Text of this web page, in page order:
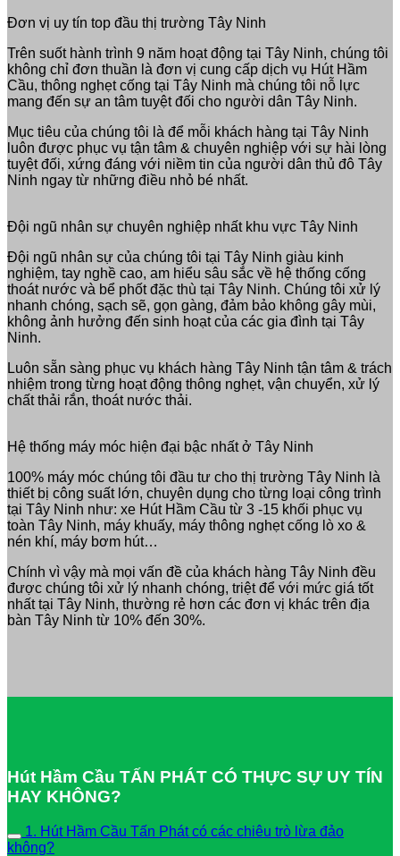
Đơn vị uy tín top đầu thị trường Tây Ninh
Trên suốt hành trình 9 năm hoạt động tại Tây Ninh, chúng tôi
không chỉ đơn thuần là đơn vị cung cấp dịch vụ Hút Hầm
Cầu, thông nghẹt cống tại Tây Ninh mà chúng tôi nỗ lực
mang đến sự an tâm tuyệt đối cho người dân Tây Ninh.
Mục tiêu của chúng tôi là để mỗi khách hàng tại Tây Ninh
luôn được phục vụ tận tâm & chuyên nghiệp với sự hài lòng
tuyệt đối, xứng đáng với niềm tin của người dân thủ đô Tây
Ninh ngay từ những điều nhỏ bé nhất.
Đội ngũ nhân sự chuyên nghiệp nhất khu vực Tây Ninh
Đội ngũ nhân sự của chúng tôi tại Tây Ninh giàu kinh
nghiệm, tay nghề cao, am hiểu sâu sắc về hệ thống cống
thoát nước và bể phốt đặc thù tại Tây Ninh. Chúng tôi xử lý
nhanh chóng, sạch sẽ, gọn gàng, đảm bảo không gây mùi,
không ảnh hưởng đến sinh hoạt của các gia đình tại Tây
Ninh.
Luôn sẵn sàng phục vụ khách hàng Tây Ninh tận tâm & trách
nhiệm trong từng hoạt động thông nghẹt, vận chuyển, xử lý
chất thải rắn, thoát nước thải.
Hệ thống máy móc hiện đại bậc nhất ở Tây Ninh
100% máy móc chúng tôi đầu tư cho thị trường Tây Ninh là
thiết bị công suất lớn, chuyên dụng cho từng loại công trình
tại Tây Ninh như: xe Hút Hầm Cầu từ 3 -15 khối phục vụ
toàn Tây Ninh, máy khuấy, máy thông nghẹt cống lò xo &
nén khí, máy bơm hút…
Chính vì vậy mà mọi vấn đề của khách hàng Tây Ninh đều
được chúng tôi xử lý nhanh chóng, triệt để với mức giá tốt
nhất tại Tây Ninh, thường rẻ hơn các đơn vị khác trên địa
bàn Tây Ninh từ 10% đến 30%.
Hút Hầm Cầu TẤN PHÁT CÓ THỰC SỰ UY TÍN
HAY KHÔNG?
1. Hút Hầm Cầu Tấn Phát có các chiêu trò lừa đảo
không?